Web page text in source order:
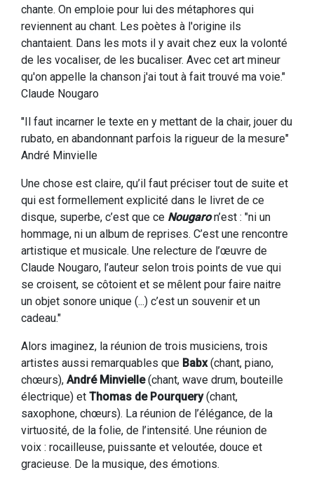
chante. On emploie pour lui des métaphores qui
reviennent au chant. Les poètes à l'origine ils
chantaient. Dans les mots il y avait chez eux la volonté
de les vocaliser, de les bucaliser. Avec cet art mineur
qu'on appelle la chanson j'ai tout à fait trouvé ma voie."
Claude Nougaro
"Il faut incarner le texte en y mettant de la chair, jouer du
rubato, en abandonnant parfois la rigueur de la mesure"
André Minvielle
Une chose est claire, qu’il faut préciser tout de suite et
qui est formellement explicité dans le livret de ce
disque, superbe, c’est que ce Nougaron’est : "ni un
hommage, ni un album de reprises. C’est une rencontre
artistique et musicale. Une relecture de l’œuvre de
Claude Nougaro, l’auteur selon trois points de vue qui
se croisent, se côtoient et se mêlent pour faire naitre
un objet sonore unique (...) c’est un souvenir et un
cadeau."
Alors imaginez, la réunion de trois musiciens, trois
artistes aussi remarquables que Babx(chant, piano,
chœurs), André Minvielle(chant, wave drum, bouteille
électrique) et Thomas de Pourquery(chant,
saxophone, chœurs). La réunion de l’élégance, de la
virtuosité, de la folie, de l’intensité. Une réunion de
voix : rocailleuse, puissante et veloutée, douce et
gracieuse. De la musique, des émotions.